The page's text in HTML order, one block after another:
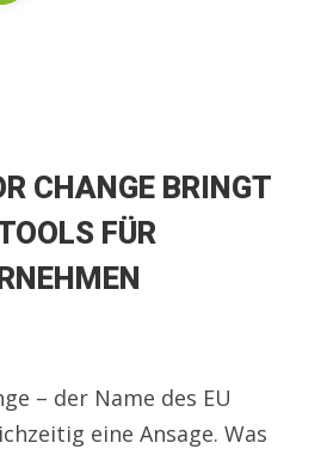
CHANGE BRINGT
FÜR
– der Name des EU
eine Ansage. Was